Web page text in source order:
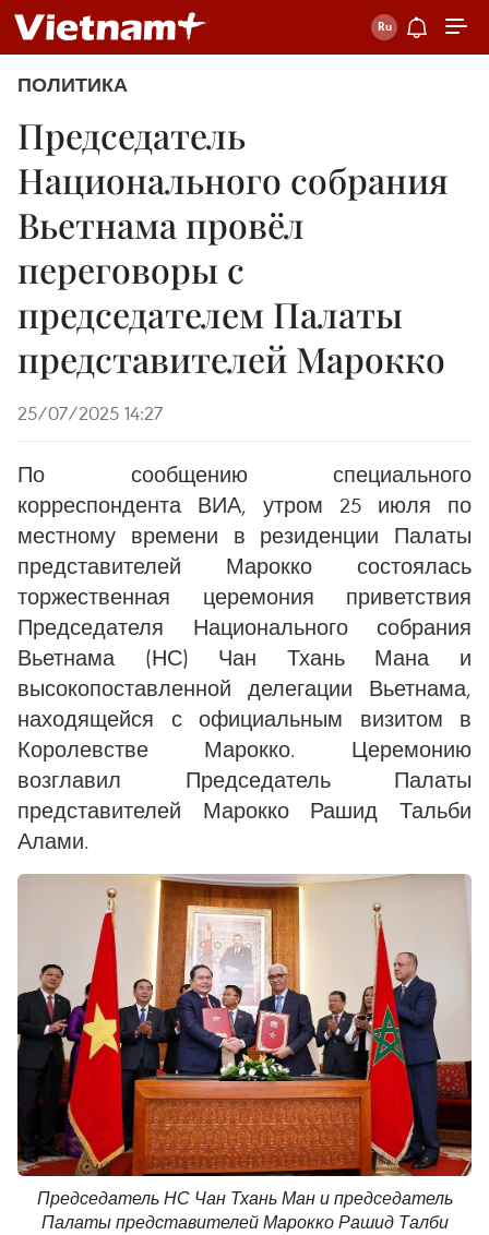
ПОЛИТИКА
Председатель
Национального собрания
Вьетнама провёл
переговоры с
председателем Палаты
представителей Марокко
25/07/2025 14:27
По сообщению специального
корреспондента ВИА, утром 25 июля по
местному времени в резиденции Палаты
представителей Марокко состоялась
торжественная церемония приветствия
Председателя Национального собрания
Вьетнама (НС) Чан Тхань Мана и
высокопоставленной делегации Вьетнама,
находящейся с официальным визитом в
Королевстве Марокко. Церемонию
возглавил Председатель Палаты
представителей Марокко Рашид Тальби
Алами.
Председатель НС Чан Тхань Ман и председатель
Палаты представителей Марокко Рашид Талби